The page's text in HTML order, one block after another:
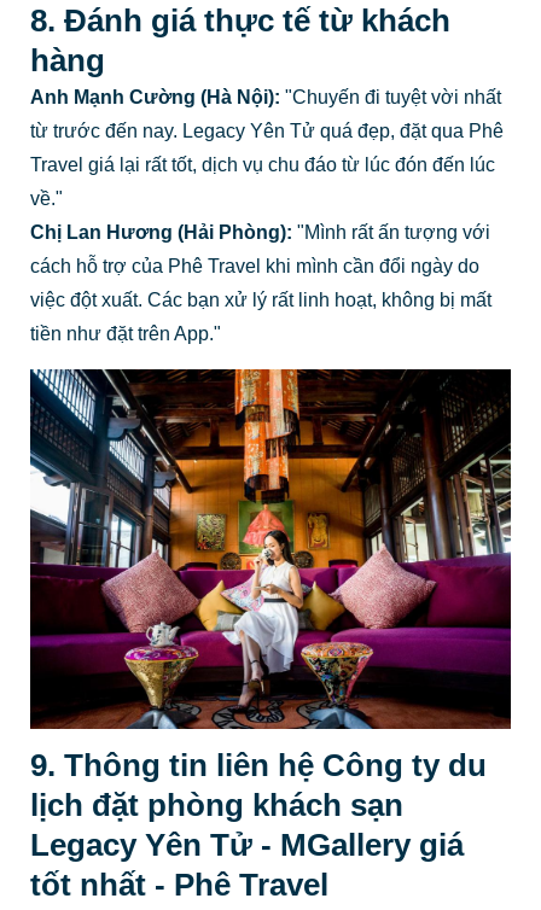
8. Đánh giá thực tế từ khách
hàng
Anh Mạnh Cường (Hà Nội): "Chuyến đi tuyệt vời nhất
từ trước đến nay. Legacy Yên Tử quá đẹp, đặt qua Phê
Travel giá lại rất tốt, dịch vụ chu đáo từ lúc đón đến lúc
về."
Chị Lan Hương (Hải Phòng): "Mình rất ấn tượng với
cách hỗ trợ của Phê Travel khi mình cần đổi ngày do
việc đột xuất. Các bạn xử lý rất linh hoạt, không bị mất
tiền như đặt trên App."
9. Thông tin liên hệ Công ty du
lịch đặt phòng khách sạn
Legacy Yên Tử - MGallery giá
tốt nhất - Phê Travel